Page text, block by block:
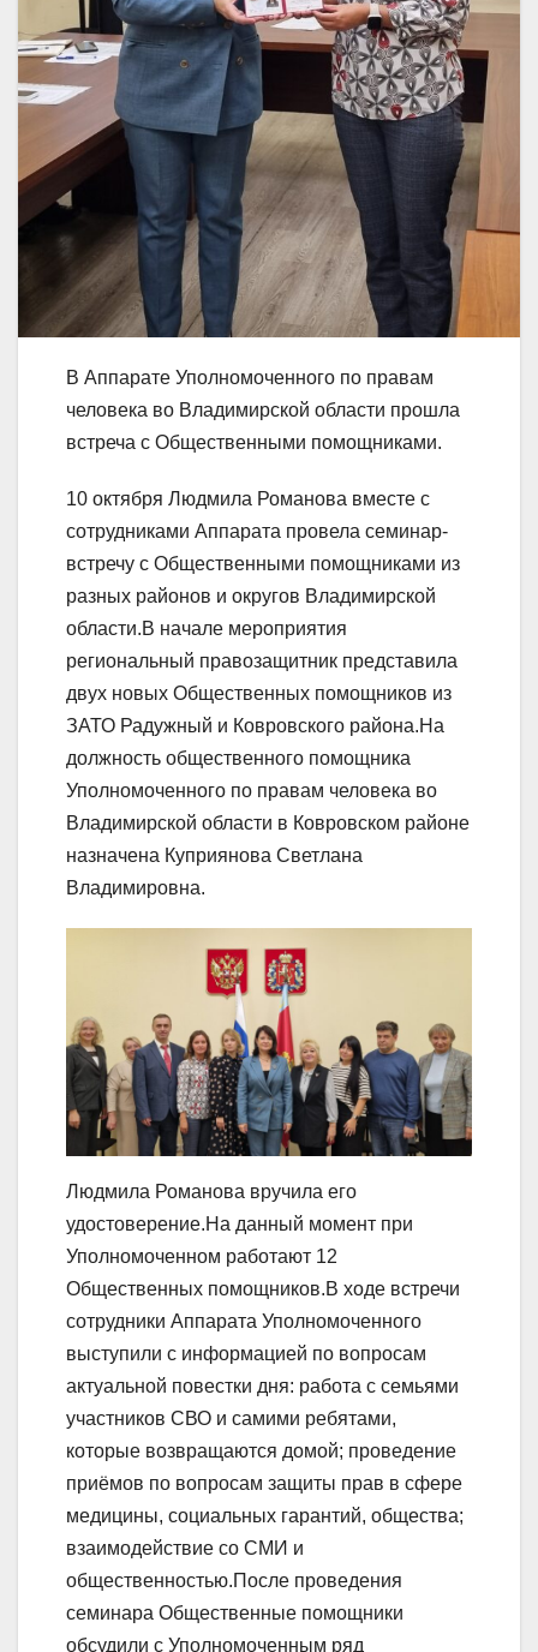
В Аппарате Уполномоченного по правам
человека во Владимирской области прошла
встреча с Общественными помощниками.
10 октября Людмила Романова вместе с
сотрудниками Аппарата провела семинар-
встречу с Общественными помощниками из
разных районов и округов Владимирской
области.В начале мероприятия
региональный правозащитник представила
двух новых Общественных помощников из
ЗАТО Радужный и Ковровского района.На
должность общественного помощника
Уполномоченного по правам человека во
Владимирской области в Ковровском районе
назначена Куприянова Светлана
Владимировна.
Людмила Романова вручила его
удостоверение.На данный момент при
Уполномоченном работают 12
Общественных помощников.В ходе встречи
сотрудники Аппарата Уполномоченного
выступили с информацией по вопросам
актуальной повестки дня: работа с семьями
участников СВО и самими ребятами,
которые возвращаются домой; проведение
приёмов по вопросам защиты прав в сфере
медицины, социальных гарантий, общества;
взаимодействие со СМИ и
общественностью.После проведения
семинара Общественные помощники
обсудили с Уполномоченным ряд